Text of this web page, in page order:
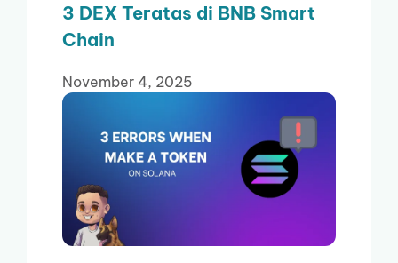
3 DEX Teratas di BNB Smart
Chain
November 4, 2025